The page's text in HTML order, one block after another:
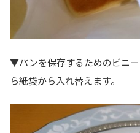
▼パンを保存するためのビニ
ら紙袋から入れ替えます。